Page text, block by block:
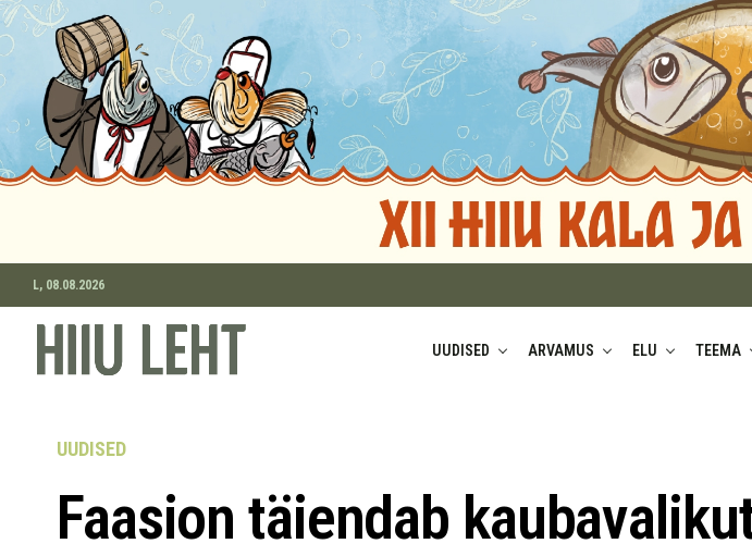
L, 08.08.2026
UUDISED ARVAMUS ELU TEEMA
UUDISED
Faasion täiendab